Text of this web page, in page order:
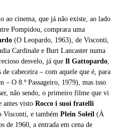
ao cinema, que já não existe, ao lado
Pompidou, comprara uma
(O Leopardo, 1963), de Visconti,
Cardinale e Burt Lancaster numa
desvelo, já que Il Gattopardo
cabeceira – com aquele que é, para
– O 8.º Passageiro, 1979), mas isso
não sendo, o primeiro filme que vi
antes visto Rocco i suoi fratelli
Visconti, e também Plein Soleil (À
de 1960, a entrada em cena de